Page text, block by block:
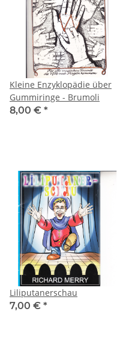
Kleine Enzyklopädie über
Gummiringe - Brumoli
8,00 € *
Liliputanerschau
7,00 € *